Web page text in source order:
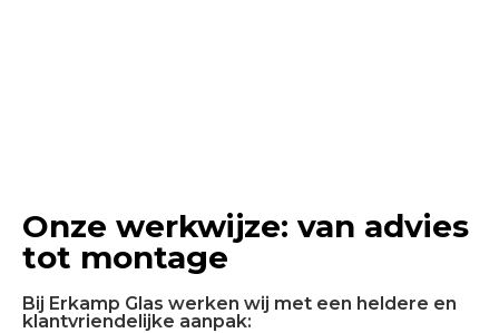
Onze werkwijze: van advies
tot montage
Bij Erkamp Glas werken wij met een heldere en
klantvriendelijke aanpak: